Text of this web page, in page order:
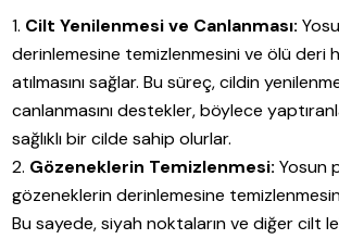
Cilt Yenilenmesi ve Canlanması:
derinlemesine temizlenmesini ve ölü deri
atılmasını sağlar. Bu süreç, cildin
canlanmasını destekler, böylece
sağlıklı bir cilde sahip olurlar.
Gözeneklerin Temizlenmesi: Yosun
gözeneklerin derinlemesine
Bu sayede, siyah noktaların ve diğer cilt